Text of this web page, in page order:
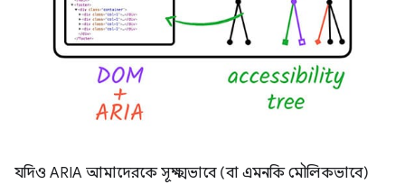
যদিও ARIA আমাদেরকে সূক্ষ্মভাবে (বা এমনকি মৌলিকভাবে)